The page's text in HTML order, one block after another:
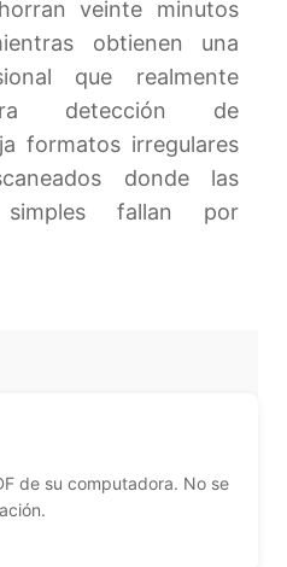
veinte minutos
obtienen una
que realmente
detección de
formatos irregulares
donde las
simples fallan por
de su computadora. No se